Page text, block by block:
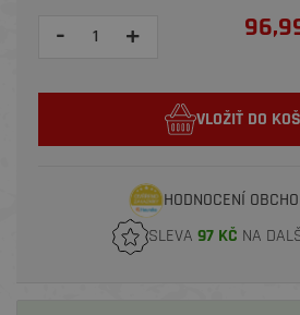
- +
VLOŽIŤ DO
HODNOCENÍ
SLEVA 97 KČ NA